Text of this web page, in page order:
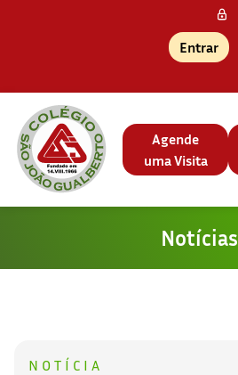
Entrar
Agende
uma Visita
Notícias
NOTÍCIA